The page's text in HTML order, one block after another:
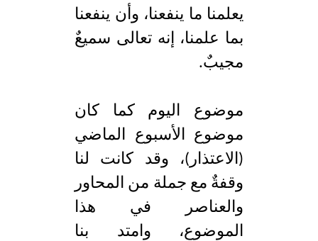
يعلمنا ما ينفعنا، وأن ينفعنا
بما علمنا، إنه تعالى سميعٌ
مجيبٌ.
موضوع اليوم كما كان
موضوع الأسبوع الماضي
(الاعتذار)، وقد كانت لنا
وقفةٌ مع جملة من المحاور
والعناصر في هذا
الموضوع، وامتد بنا